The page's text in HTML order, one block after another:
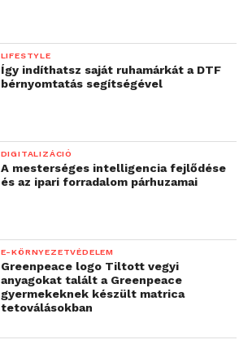
LIFESTYLE
Így indíthatsz saját ruhamárkát a DTF
bérnyomtatás segítségével
DIGITALIZÁCIÓ
A mesterséges intelligencia fejlődése
és az ipari forradalom párhuzamai
E-KÖRNYEZETVÉDELEM
Greenpeace logo Tiltott vegyi
anyagokat talált a Greenpeace
gyermekeknek készült matrica
tetoválásokban